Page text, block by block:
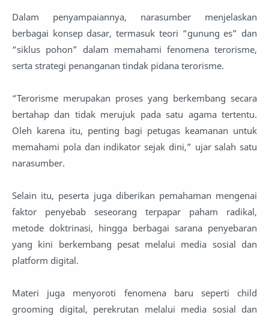
Dalam penyampaiannya, narasumber menjelaskan
berbagai konsep dasar, termasuk teori “gunung es” dan
“siklus pohon” dalam memahami fenomena terorisme,
serta strategi penanganan tindak pidana terorisme.
“Terorisme merupakan proses yang berkembang secara
bertahap dan tidak merujuk pada satu agama tertentu.
Oleh karena itu, penting bagi petugas keamanan untuk
memahami pola dan indikator sejak dini,” ujar salah satu
narasumber.
Selain itu, peserta juga diberikan pemahaman mengenai
faktor penyebab seseorang terpapar paham radikal,
metode doktrinasi, hingga berbagai sarana penyebaran
yang kini berkembang pesat melalui media sosial dan
platform digital.
Materi juga menyoroti fenomena baru seperti child
grooming digital, perekrutan melalui media sosial dan